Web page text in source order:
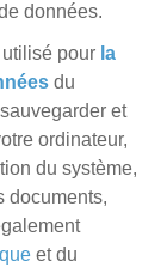
données.
pour la
du
et
ordinateur,
du système,
documents,
et du